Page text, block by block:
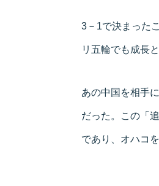
3－1で決まった
リ五輪でも成長
あの中国を相手
だった。この「
であり、オハコ